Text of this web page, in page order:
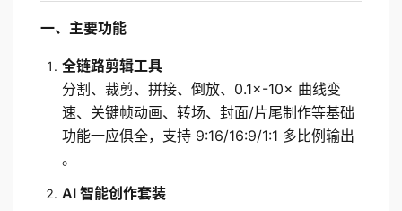
一、主要功能
全链路剪辑工具
分割、裁剪、拼接、倒放、0.1×-10× 曲线变
速、关键帧动画、转场、封面/片尾制作等基础
功能一应俱全，支持 9:16/16:9/1:1 多比例输出
。
AI 智能创作套装